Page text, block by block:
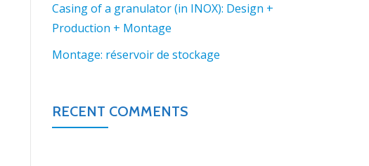
Casing of a granulator (in INOX): Design +
Production + Montage
Montage: réservoir de stockage
RECENT COMMENTS